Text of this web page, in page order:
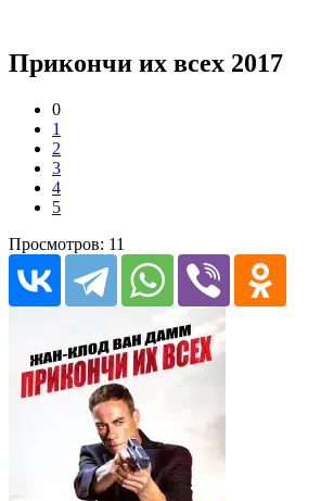
Прикончи их всех 2017
0
1
2
3
4
5
Просмотров: 11